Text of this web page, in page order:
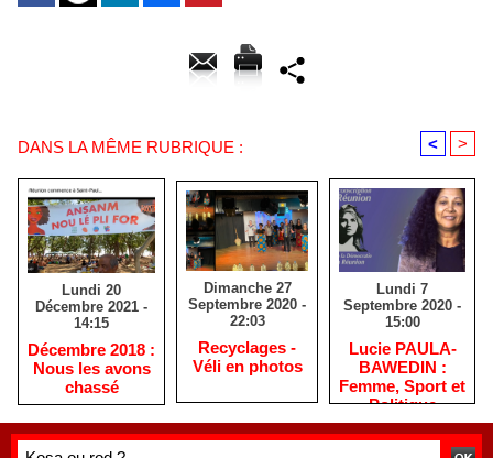
DANS LA MÊME RUBRIQUE : < >
Lundi 20
Décembre 2021 -
14:15
Décembre 2018 :
Nous les avons
chassé
Dimanche 27
Septembre 2020 -
22:03
Recyclages -
Véli en photos
Lundi 7
Septembre 2020 -
15:00
Lucie PAULA-
BAWEDIN :
Femme, Sport et
Politique